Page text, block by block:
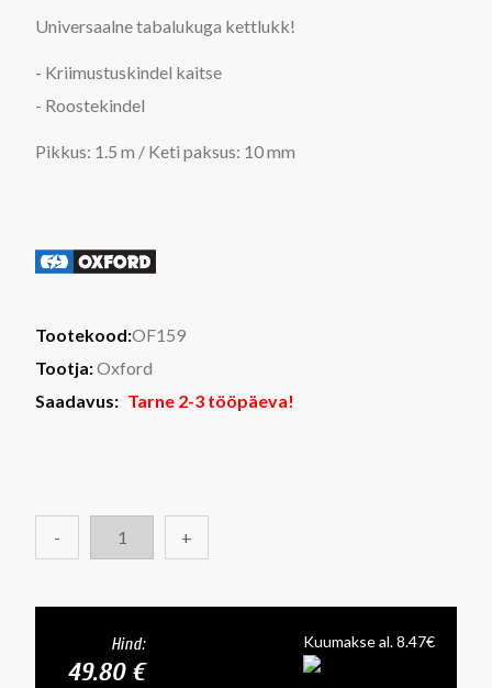
Universaalne tabalukuga kettlukk!
- Kriimustuskindel kaitse
- Roostekindel
Pikkus: 1.5 m / Keti paksus: 10 mm
Tootekood:OF159
Tootja:Oxford
Saadavus: Tarne 2-3 tööpäeva!
- +
Hind:
49.80 €
Kuumakse al. 8.47€